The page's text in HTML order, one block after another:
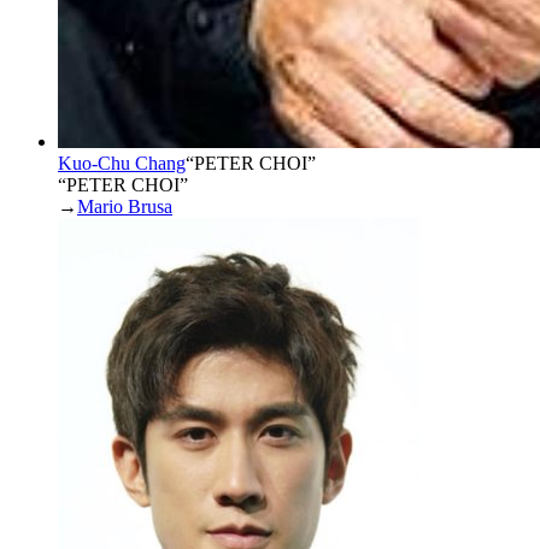
Kuo-Chu Chang“PETER CHOI”
“PETER CHOI”
→Mario Brusa